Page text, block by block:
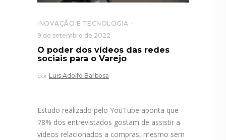
INOVAÇÃO E TECNOLOGIA
9 de setembro de 2022
O poder dos vídeos das redes
sociais para o Varejo
por Luis Adolfo Barbosa
Estudo realizado pelo YouTube aponta que
78% dos entrevistados gostam de assistir a
vídeos relacionados a compras, mesmo sem